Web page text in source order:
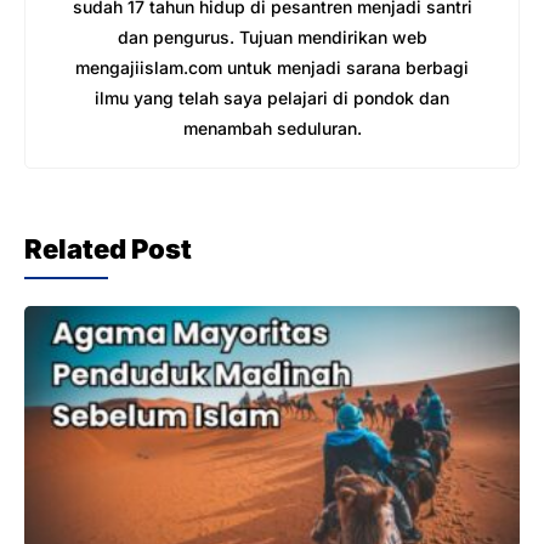
sudah 17 tahun hidup di pesantren menjadi santri
dan pengurus. Tujuan mendirikan web
mengajiislam.com untuk menjadi sarana berbagi
ilmu yang telah saya pelajari di pondok dan
menambah seduluran.
Related Post